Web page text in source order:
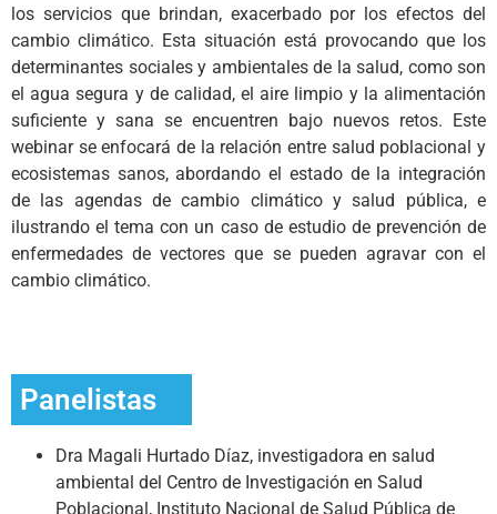
los servicios que brindan, exacerbado por los efectos del
cambio climático. Esta situación está provocando que los
determinantes sociales y ambientales de la salud, como son
el agua segura y de calidad, el aire limpio y la alimentación
suficiente y sana se encuentren bajo nuevos retos. Este
webinar se enfocará de la relación entre salud poblacional y
ecosistemas sanos, abordando el estado de la integración
de las agendas de cambio climático y salud pública, e
ilustrando el tema con un caso de estudio de prevención de
enfermedades de vectores que se pueden agravar con el
cambio climático.
Panelistas
Dra Magali Hurtado Díaz, investigadora en salud
ambiental del Centro de Investigación en Salud
Poblacional, Instituto Nacional de Salud Pública de